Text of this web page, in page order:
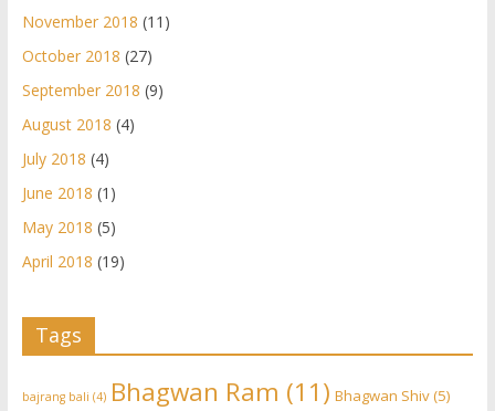
November 2018 (11)
October 2018 (27)
September 2018 (9)
August 2018 (4)
July 2018 (4)
June 2018 (1)
May 2018 (5)
April 2018 (19)
Tags
bajrang bali (4) Bhagwan Ram (11) Bhagwan Shiv(5)